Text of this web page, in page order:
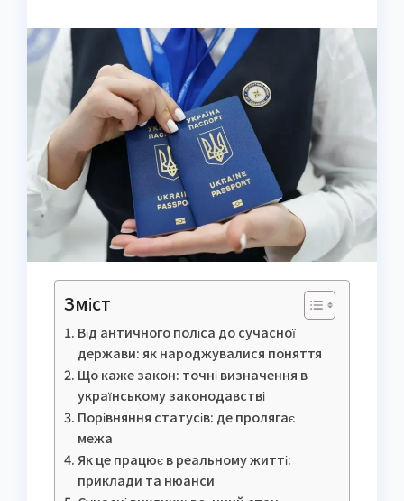
Зміст
Від античного поліса до сучасної
держави: як народжувалися поняття
Що каже закон: точні визначення в
українському законодавстві
Порівняння статусів: де пролягає
межа
Як це працює в реальному житті:
приклади та нюанси